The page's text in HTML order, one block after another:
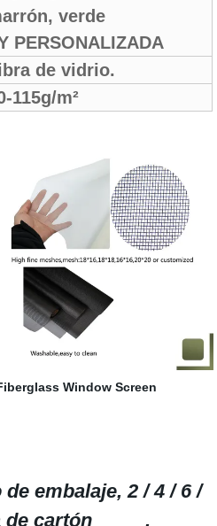
verde
PERSONALIZADA
de vidrio.
115g/m²
embalaje, 2 / 4 / 6 /
de cartón ,